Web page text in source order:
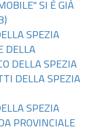
SI È GIÀ
SPEZIA
DELLA
DELLA SPEZIA
DELLA SPEZIA
SPEZIA
PROVINCIALE